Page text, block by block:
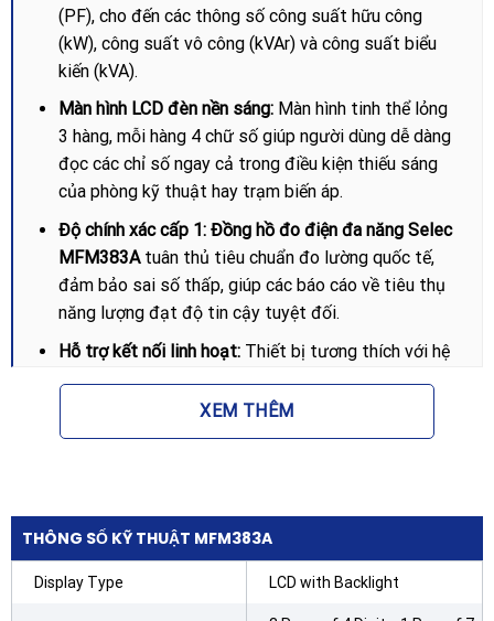
(PF), cho đến các thông số công suất hữu công
(kW), công suất vô công (kVAr) và công suất biểu
kiến (kVA).
Màn hình LCD đèn nền sáng:Màn hình tinh thể lỏng
3 hàng, mỗi hàng 4 chữ số giúp người dùng dễ dàng
đọc các chỉ số ngay cả trong điều kiện thiếu sáng
của phòng kỹ thuật hay trạm biến áp.
Độ chính xác cấp 1: Đồng hồ đo điện đa năng Selec
MFM383Atuân thủ tiêu chuẩn đo lường quốc tế,
đảm bảo sai số thấp, giúp các báo cáo về tiêu thụ
năng lượng đạt độ tin cậy tuyệt đối.
Hỗ trợ kết nối linh hoạt:Thiết bị tương thích với hệ
cả 1 pha 2 dây, phù hợp với hầu hết các hạ tầng điện
lưới tại Việt Nam.
lên đến 10.000A và biến áp (PT) sơ cấp lên đến
điện hạ thế đến trung thế.
XEM THÊM
THÔNG SỐ KỸ THUẬT MFM383A
Display Type LCD with Backlight